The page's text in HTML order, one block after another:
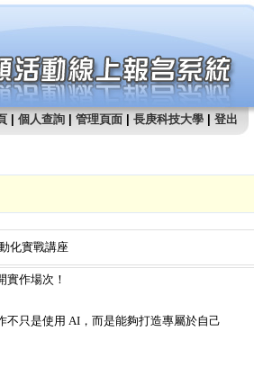
個人查詢 管理頁面 長庚科技大學 登出
化實戰講座
實作場次！
不只是使用 AI，而是能夠打造專屬於自己